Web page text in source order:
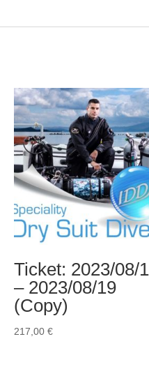
Ticket: 2023/08/
– 2023/08/19
(Copy)
217,00 €